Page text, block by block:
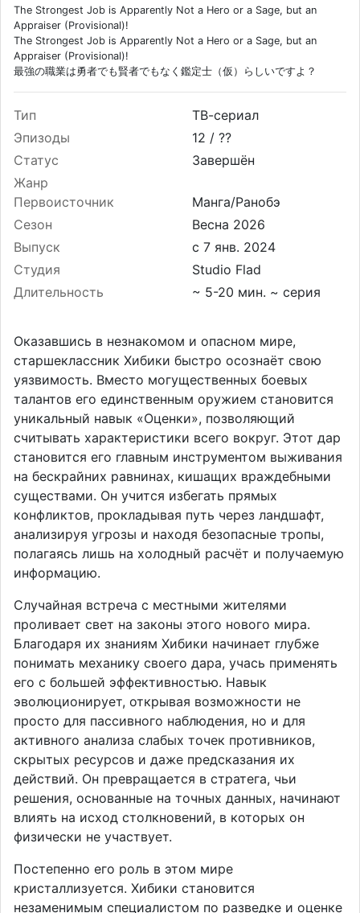
The Strongest Job is Apparently Not a Hero or a Sage, but an
Appraiser (Provisional)!
The Strongest Job is Apparently Not a Hero or a Sage, but an
Appraiser (Provisional)!
最強の職業は勇者でも賢者でもなく鑑定士（仮）らしいですよ？
Тип
ТВ-сериал
Эпизоды
12 / ??
Статус
Завершён
Жанр
Первоисточник
Манга/Ранобэ
Сезон
Весна 2026
Выпуск
Студия
Studio Flad
Длительность
~ 5-20 мин. ~ серия
Оказавшись в незнакомом и опасном мире,
старшеклассник Хибики быстро осознаёт свою
уязвимость. Вместо могущественных боевых
талантов его единственным оружием становится
уникальный навык «Оценки», позволяющий
считывать характеристики всего вокруг. Этот дар
становится его главным инструментом выживания
на бескрайних равнинах, кишащих враждебными
существами. Он учится избегать прямых
конфликтов, прокладывая путь через ландшафт,
анализируя угрозы и находя безопасные тропы,
полагаясь лишь на холодный расчёт и получаемую
информацию.
Случайная встреча с местными жителями
проливает свет на законы этого нового мира.
Благодаря их знаниям Хибики начинает глубже
понимать механику своего дара, учась применять
его с большей эффективностью. Навык
эволюционирует, открывая возможности не
просто для пассивного наблюдения, но и для
активного анализа слабых точек противников,
скрытых ресурсов и даже предсказания их
действий. Он превращается в стратега, чьи
решения, основанные на точных данных, начинают
влиять на исход столкновений, в которых он
физически не участвует.
Постепенно его роль в этом мире
кристаллизуется. Хибики становится
незаменимым специалистом по разведке и оценке